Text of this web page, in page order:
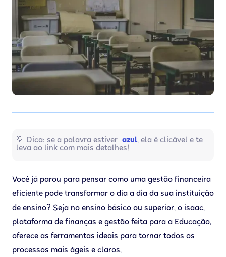
💡 Dica: se a palavra estiver azul, ela é clicável e te
leva ao link com mais detalhes!
Você já parou para pensar como uma gestão financeira
eficiente pode transformar o dia a dia da sua instituição
de ensino? Seja no ensino básico ou superior, o isaac,
plataforma de finanças e gestão feita para a Educação,
oferece as ferramentas ideais para tornar todos os
processos mais ágeis e claros,